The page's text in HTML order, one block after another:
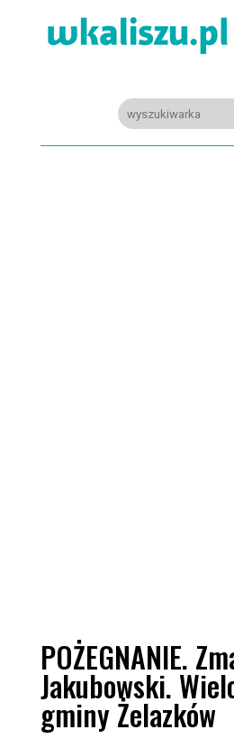
POŻEGNANIE.
Jakubowski.
gminy Żelazków